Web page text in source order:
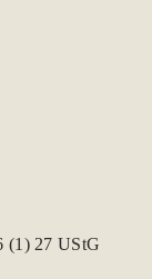
(1) 27 UStG